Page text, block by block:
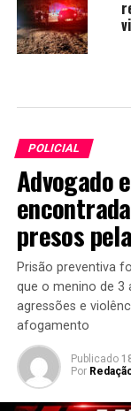
POLICIAL
Advogado
presos
Prisão preventiva
que o menino de 3
agressões e
afogamento
Publicado
Por